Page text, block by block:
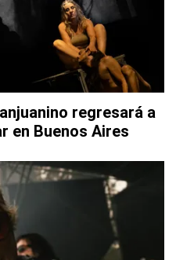
regresará a
en Buenos Aires